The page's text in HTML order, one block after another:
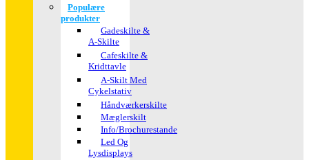
Populære
produkter
Gadeskilte &
A-Skilte
Cafeskilte &
Kridttavle
A-Skilt Med
Cykelstativ
Håndværkerskilte
Mæglerskilt
Info/brochurestande
Led Og
Lysdisplays